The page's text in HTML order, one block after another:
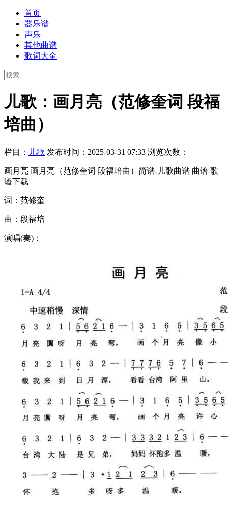
首页
器乐谱
声乐
其他曲谱
歌词大全
儿歌：画月亮（范修奎词 段福
培曲）
栏目： 儿歌 发布时间：2025-03-31 07:33 浏览次数：
画月亮 画月亮（范修奎词 段福培曲）简谱-儿歌曲谱 曲谱 歌
谱下载
词：范修奎
曲：段福培
演唱(奏)：